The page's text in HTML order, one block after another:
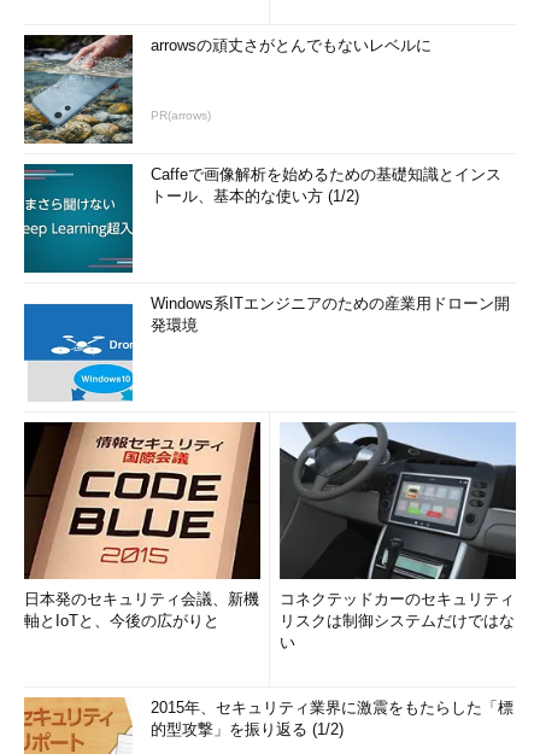
arrowsの頑丈さがとんでもないレベルに
PR(arrows)
Caffeで画像解析を始めるための基礎知識とインス
トール、基本的な使い方 (1/2)
Windows系ITエンジニアのための産業用ドローン開
発環境
日本発のセキュリティ会議、新機
軸とIoTと、今後の広がりと
コネクテッドカーのセキュリティ
リスクは制御システムだけではな
い
2015年、セキュリティ業界に激震をもたらした「標
的型攻撃」を振り返る (1/2)